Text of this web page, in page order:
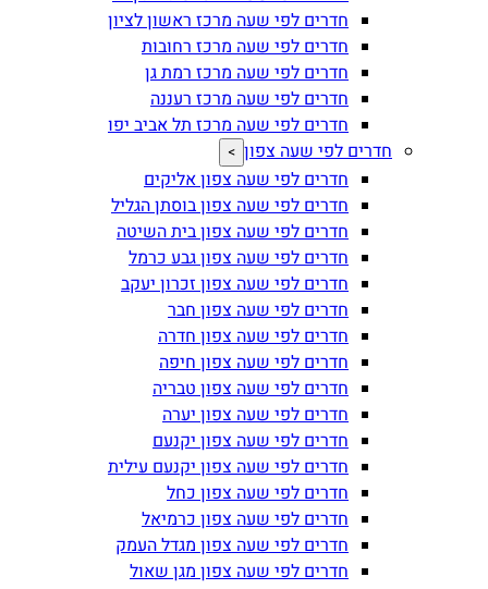
חדרים לפי שעה מרכז ראשון לציון
חדרים לפי שעה מרכז רחובות
חדרים לפי שעה מרכז רמת גן
חדרים לפי שעה מרכז רעננה
חדרים לפי שעה מרכז תל אביב יפו
חדרים לפי שעה צפון >
חדרים לפי שעה צפון אליקים
חדרים לפי שעה צפון בוסתן הגליל
חדרים לפי שעה צפון בית השיטה
חדרים לפי שעה צפון גבע כרמל
חדרים לפי שעה צפון זכרון יעקב
חדרים לפי שעה צפון חבר
חדרים לפי שעה צפון חדרה
חדרים לפי שעה צפון חיפה
חדרים לפי שעה צפון טבריה
חדרים לפי שעה צפון יערה
חדרים לפי שעה צפון יקנעם
חדרים לפי שעה צפון יקנעם עילית
חדרים לפי שעה צפון כחל
חדרים לפי שעה צפון כרמיאל
חדרים לפי שעה צפון מגדל העמק
חדרים לפי שעה צפון מגן שאול